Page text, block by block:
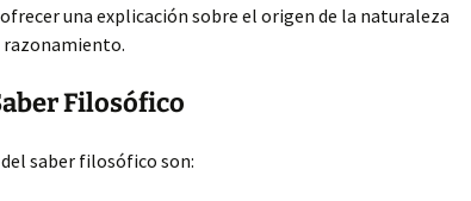
una explicación sobre el origen de la naturaleza
razonamiento.
Filosófico
saber filosófico son: